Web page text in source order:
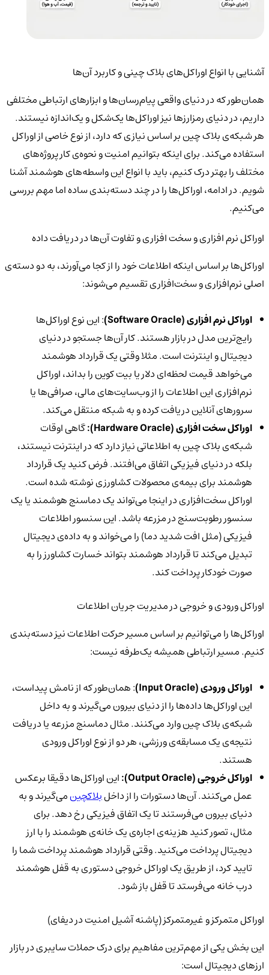
آشنایی با انواع اوراکل‌های بلاک چینی و کاربرد آن‌ها
همان‌طور که در دنیای واقعی پیام‌رسان‌ها و ابزارهای ارتباطی مختلفی
داریم، در دنیای رمزارزها نیز اوراکل‌ها یک‌شکل و یک‌اندازه نیستند.
هر شبکه‌ی بلاک چین بر اساس نیازی که دارد، از نوع خاصی از اوراکل
استفاده می‌کند. برای اینکه بتوانیم امنیت و نحوه‌ی کار پروژه‌های
مختلف را بهتر درک کنیم، باید با انواع این واسطه‌های هوشمند آشنا
شویم. در ادامه، اوراکل‌ها را در چند دسته‌بندی ساده اما مهم بررسی
می‌کنیم.
اوراکل نرم افزاری و سخت افزاری و تفاوت آن‌ها در دریافت داده
اوراکل‌ها بر اساس اینکه اطلاعات خود را از کجا می‌آورند، به دو دسته‌ی
اصلی نرم‌افزاری و سخت‌افزاری تقسیم می‌شوند:
اوراکل نرم افزاری (Software Oracle) : این نوع اوراکل‌ها
رایج‌ترین مدل در بازار هستند. کار آن‌ها جستجو در دنیای
دیجیتال و اینترنت است. مثلا وقتی یک قرارداد هوشمند
می‌خواهد قیمت لحظه‌ای دلار یا بیت کوین را بداند، اوراکل
نرم‌افزاری این اطلاعات را از وب‌سایت‌های مالی، صرافی‌ها یا
سرورهای آنلاین دریافت کرده و به شبکه منتقل می‌کند.
اوراکل سخت افزاری (Hardware Oracle): گاهی اوقات
شبکه‌ی بلاک چین به اطلاعاتی نیاز دارد که در اینترنت نیستند،
بلکه در دنیای فیزیکی اتفاق می‌افتند. فرض کنید یک قرارداد
هوشمند برای بیمه‌ی محصولات کشاورزی نوشته شده است.
اوراکل سخت‌افزاری در اینجا می‌تواند یک دماسنج هوشمند یا یک
سنسور رطوبت‌سنج در مزرعه باشد. این سنسور اطلاعات
فیزیکی (مثل افت شدید دما) را می‌خواند و به داده‌ی دیجیتال
تبدیل می‌کند تا قرارداد هوشمند بتواند خسارت کشاورز را به
صورت خودکار پرداخت کند.
اوراکل ورودی و خروجی در مدیریت جریان اطلاعات
اوراکل‌ها را می‌توانیم بر اساس مسیر حرکت اطلاعات نیز دسته‌بندی
کنیم. مسیر ارتباطی همیشه یک‌طرفه نیست:
اوراکل ورودی (Input Oracle) : همان‌طور که از نامش پیداست،
این اوراکل‌ها داده‌ها را از دنیای بیرون می‌گیرند و به داخل
شبکه‌ی بلاک چین وارد می‌کنند. مثال دماسنج مزرعه یا دریافت
نتیجه‌ی یک مسابقه‌ی ورزشی، هر دو از نوع اوراکل ورودی
هستند.
اوراکل خروجی (Output Oracle): این اوراکل‌ها دقیقا برعکس
عمل می‌کنند. آن‌ها دستورات را از داخلبلاکچینمی‌گیرند و به
دنیای بیرون می‌فرستند تا یک اتفاق فیزیکی رخ دهد. برای
مثال، تصور کنید هزینه‌ی اجاره‌ی یک خانه‌ی هوشمند را با ارز
دیجیتال پرداخت می‌کنید. وقتی قرارداد هوشمند پرداخت شما را
تایید کرد، از طریق یک اوراکل خروجی دستوری به قفل هوشمند
درب خانه می‌فرستد تا قفل باز شود.
اوراکل متمرکز و غیرمتمرکز (پاشنه آشیل امنیت در دیفای)
این بخش یکی از مهم‌ترین مفاهیم برای درک حملات سایبری در بازار
ارزهای دیجیتال است: